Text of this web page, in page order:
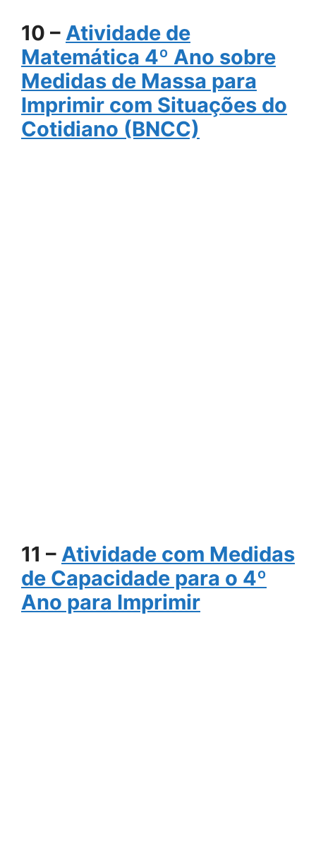
10 – Atividade de
Matemática 4º Ano sobre
Medidas de Massa para
Imprimir com Situações do
Cotidiano (BNCC)
11 – Atividade com Medidas
de Capacidade para o 4º
Ano para Imprimir